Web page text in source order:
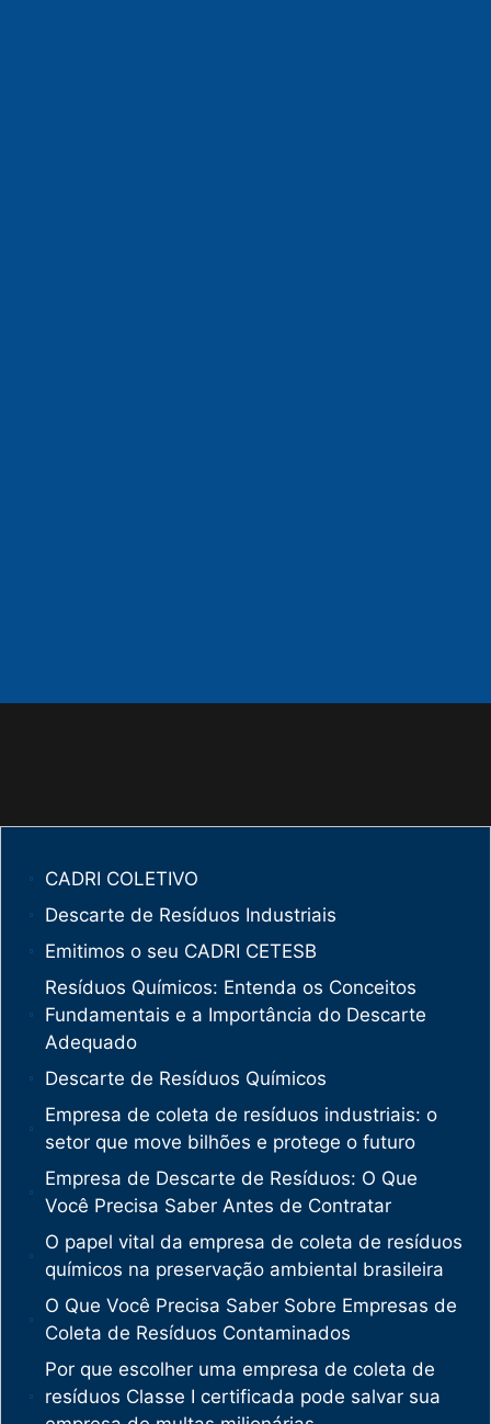
CADRI COLETIVO
Descarte de Resíduos Industriais
Emitimos o seu CADRI CETESB
Resíduos Químicos: Entenda os Conceitos
Fundamentais e a Importância do Descarte
Adequado
Descarte de Resíduos Químicos
Empresa de coleta de resíduos industriais: o
setor que move bilhões e protege o futuro
Empresa de Descarte de Resíduos: O Que
Você Precisa Saber Antes de Contratar
O papel vital da empresa de coleta de resíduos
químicos na preservação ambiental brasileira
O Que Você Precisa Saber Sobre Empresas de
Coleta de Resíduos Contaminados
Por que escolher uma empresa de coleta de
resíduos Classe I certificada pode salvar sua